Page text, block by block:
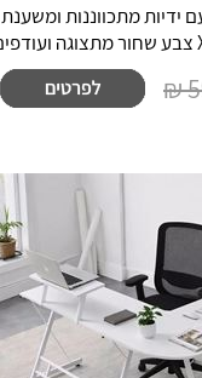
ידיות מתכווננות ומשענת